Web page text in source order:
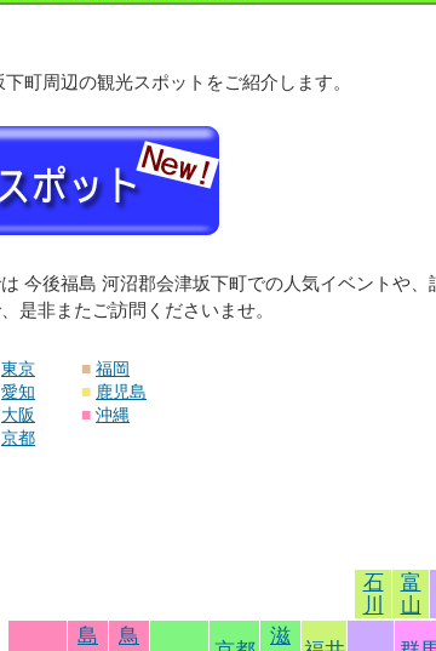
町周辺の観光スポットをご紹介します。
今後福島 河沼郡会津坂下町での人気イベントや
是非またご訪問くださいませ。
東京
愛知
大阪
京都
■ 福岡
■ 鹿児島
■ 沖縄
石
川
富
山
島 鳥 滋